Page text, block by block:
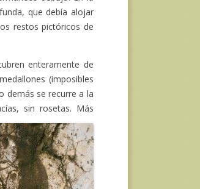
que debía alojar
restos pictóricos de
enteramente de
(imposibles
demás se recurre a la
sin rosetas. Más